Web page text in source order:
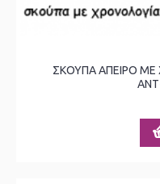
ΣΚΟΥΠΑ ΑΠΕΙΡΟ ΜΕ